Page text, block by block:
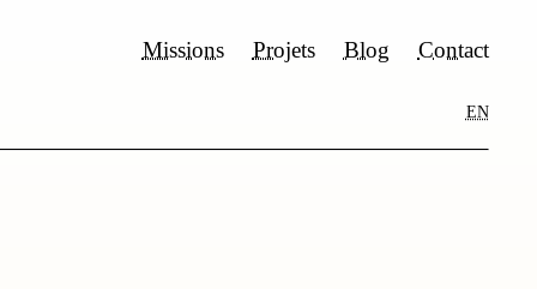
Missions Projets Blog Contact
EN